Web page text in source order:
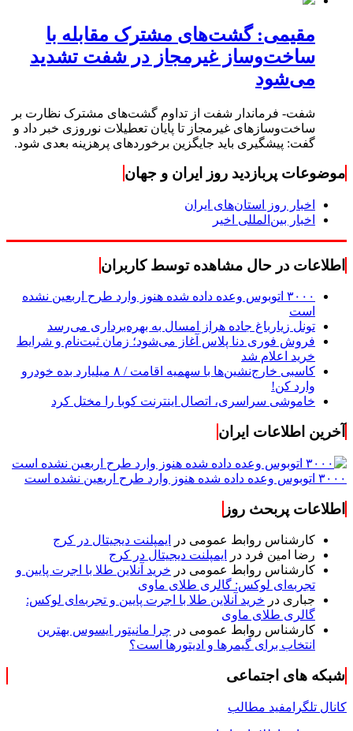
مقیمی: گشت‌های مشترک مقابله با
ساخت‌وساز غیرمجاز در شفت تشدید
می‌شود
شفت- فرماندار شفت از تداوم گشت‌های مشترک نظارت بر
ساخت‌وسازهای غیرمجاز تا پایان تعطیلات نوروزی خبر داد و
گفت: پیشگیری باید جایگزین برخوردهای پرهزینه بعدی شود.
موضوعات پربازدید روز ایران و جهان
اخبار روز استان‌های ایران
اخبار بین‌المللی اخیر
اطلاعات در حال مشاهده توسط کاربران
۳۰۰۰ اتوبوس وعده داده شده هنوز وارد طرح اربعین نشده
است
تونل زیارباغ جاده هراز امسال به بهره‌برداری می‌رسد
فروش فوری دنا پلاس آغاز می‌شود؛ زمان ثبت‌نام و شرایط
خرید اعلام شد
کاسبی خارج‌نشین‌ها با سهمیه اقامت / ۸ میلیارد بده خودرو
وارد کن!
خاموشی سراسری، اتصال اینترنت کوبا را مختل کرد
آخرین اطلاعات ایران
۳۰۰۰ اتوبوس وعده داده شده هنوز وارد طرح اربعین نشده است
اطلاعات پربحث روز
کارشناس روابط عمومی در
ایمپلنت دیجیتال در کرج
رضا امین فرد در
ایمپلنت دیجیتال در کرج
کارشناس روابط عمومی در خرید آنلاین طلا با اجرت پایین و
تجربه‌ای لوکس: گالری طلای ماوی
جباری در خرید آنلاین طلا با اجرت پایین و تجربه‌ای لوکس:
گالری طلای ماوی
کارشناس روابط عمومی در چرا مانیتور ایسوس بهترین
انتخاب برای گیمرها و ادیتورها است؟
شبکه های اجتماعی
کانال تلگرامفید مطالب